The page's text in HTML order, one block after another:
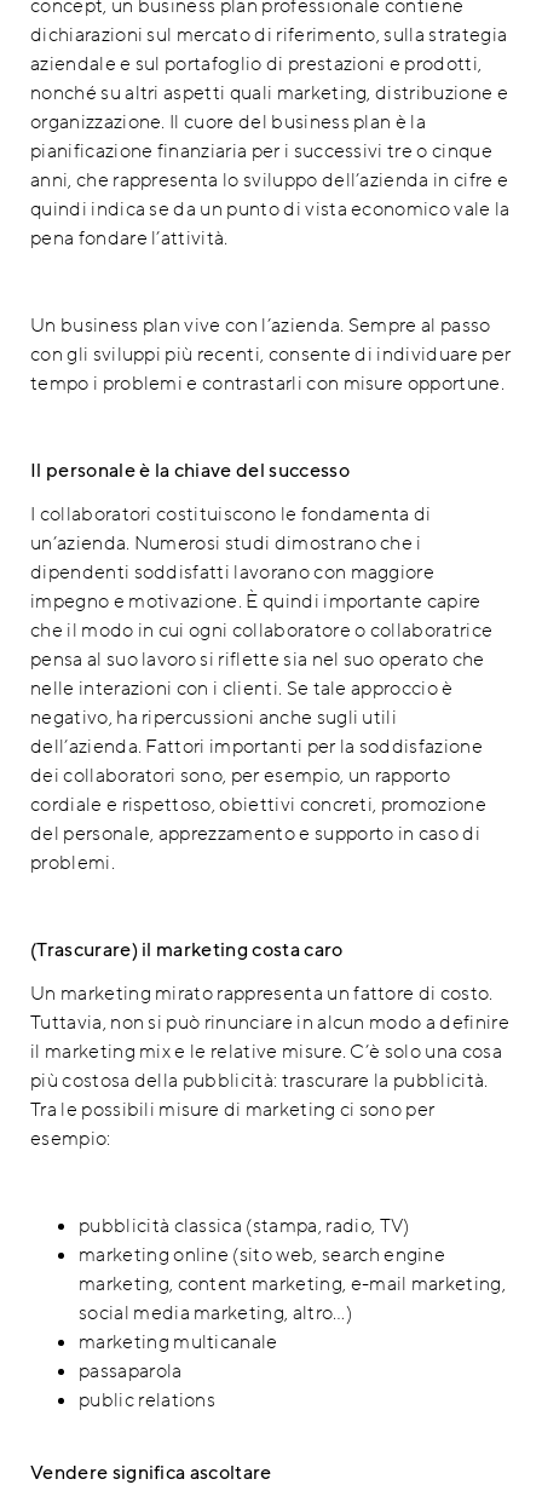
concept, un business plan professionale contiene
dichiarazioni sul mercato di riferimento, sulla strategia
aziendale e sul portafoglio di prestazioni e prodotti,
nonché su altri aspetti quali marketing, distribuzione e
organizzazione. Il cuore del business plan è la
pianificazione finanziaria per i successivi tre o cinque
anni, che rappresenta lo sviluppo dell’azienda in cifre e
quindi indica se da un punto di vista economico vale la
pena fondare l’attività.
Un business plan vive con l’azienda. Sempre al passo
con gli sviluppi più recenti, consente di individuare per
tempo i problemi e contrastarli con misure opportune.
Il personale è la chiave del successo
I collaboratori costituiscono le fondamenta di
un’azienda. Numerosi studi dimostrano che i
dipendenti soddisfatti lavorano con maggiore
impegno e motivazione. È quindi importante capire
che il modo in cui ogni collaboratore o collaboratrice
pensa al suo lavoro si riflette sia nel suo operato che
nelle interazioni con i clienti. Se tale approccio è
negativo, ha ripercussioni anche sugli utili
dell’azienda. Fattori importanti per la soddisfazione
dei collaboratori sono, per esempio, un rapporto
cordiale e rispettoso, obiettivi concreti, promozione
del personale, apprezzamento e supporto in caso di
problemi.
(Trascurare) il marketing costa caro
Un marketing mirato rappresenta un fattore di costo.
Tuttavia, non si può rinunciare in alcun modo a definire
il marketing mix e le relative misure. C’è solo una cosa
più costosa della pubblicità: trascurare la pubblicità.
Tra le possibili misure di marketing ci sono per
esempio:
pubblicità classica (stampa, radio, TV)
marketing online (sito web, search engine
marketing, content marketing, e-mail marketing,
social media marketing, altro…)
marketing multicanale
passaparola
public relations
Vendere significa ascoltare